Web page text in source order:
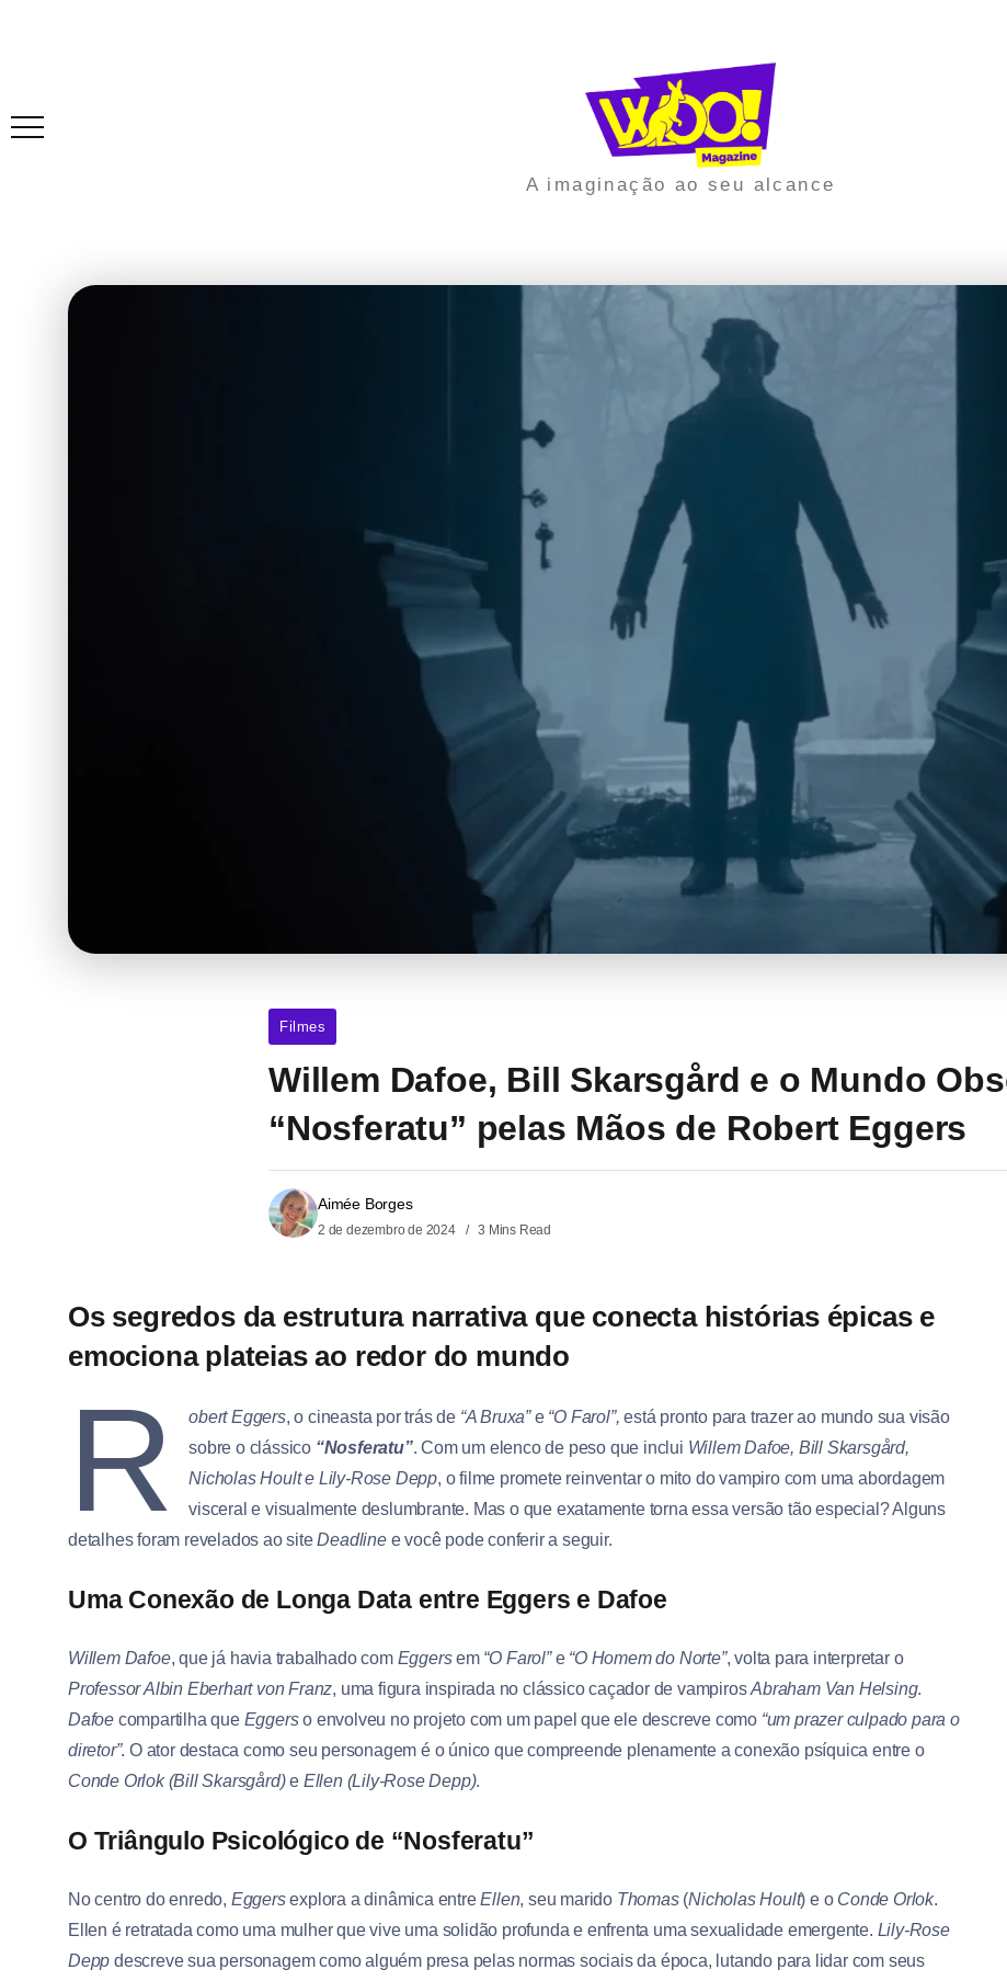
A imaginação ao seu alcance
Filmes
Willem Dafoe, Bill Skarsgård e o Mundo
“Nosferatu” pelas Mãos de Robert Eggers
Aimée Borges
2 de dezembro de 2024 3 Mins Read
Os segredos da estrutura narrativa que conecta histórias épicas e
emociona plateias ao redor do mundo
R obert Eggers, o cineasta por trás de “A Bruxa”e “O Farol”, está pronto para trazer ao mundo sua visão
sobre o clássico “Nosferatu”. Com um elenco de peso que inclui Willem Dafoe, Bill Skarsgård,
Nicholas Hoult e Lily-Rose Depp, o filme promete reinventar o mito do vampiro com uma abordagem
visceral e visualmente deslumbrante. Mas o que exatamente torna essa versão tão especial? Alguns
detalhes foram revelados ao siteDeadlinee você pode conferir a seguir.
Uma Conexão de Longa Data entre Eggers e Dafoe
Willem Dafoe, que já havia trabalhado com Eggersem “O Farol”e “O Homem do Norte”, volta para interpretar o
Professor Albin Eberhart von Franz, uma figura inspirada no clássico caçador de vampirosAbraham Van Helsing.
Dafoe compartilha que Eggerso envolveu no projeto com um papel que ele descreve como “um prazer culpado para o
diretor”. O ator destaca como seu personagem é o único que compreende plenamente a conexão psíquica entre o
Conde Orlok (Bill Skarsgård)e Ellen (Lily-Rose Depp).
O Triângulo Psicológico de “Nosferatu”
No centro do enredo, Eggersexplora a dinâmica entreEllen, seu marido Thomas(Nicholas Hoult) e o Conde Orlok.
Ellen é retratada como uma mulher que vive uma solidão profunda e enfrenta uma sexualidade emergente. Lily-Rose
Depp descreve sua personagem como alguém presa pelas normas sociais da época, lutando para lidar com seus